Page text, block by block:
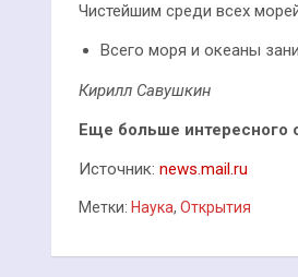
Чистейшим среди всех
Всего моря и океаны
Кирилл Савушкин
Еще больше интересного
Источник: news.mail.ru
Метки: Наука, Открытия